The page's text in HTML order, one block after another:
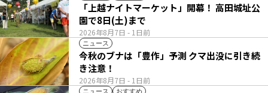
2026年8月7日 - 1日前
「上越ナイトマーケット」開幕！ 高田城址公
園で8日(土)まで
ニュース
2026年8月7日 - 1日前
今秋のブナは「豊作」予測 クマ出没に引き続
き注意！
ニュース おすすめ